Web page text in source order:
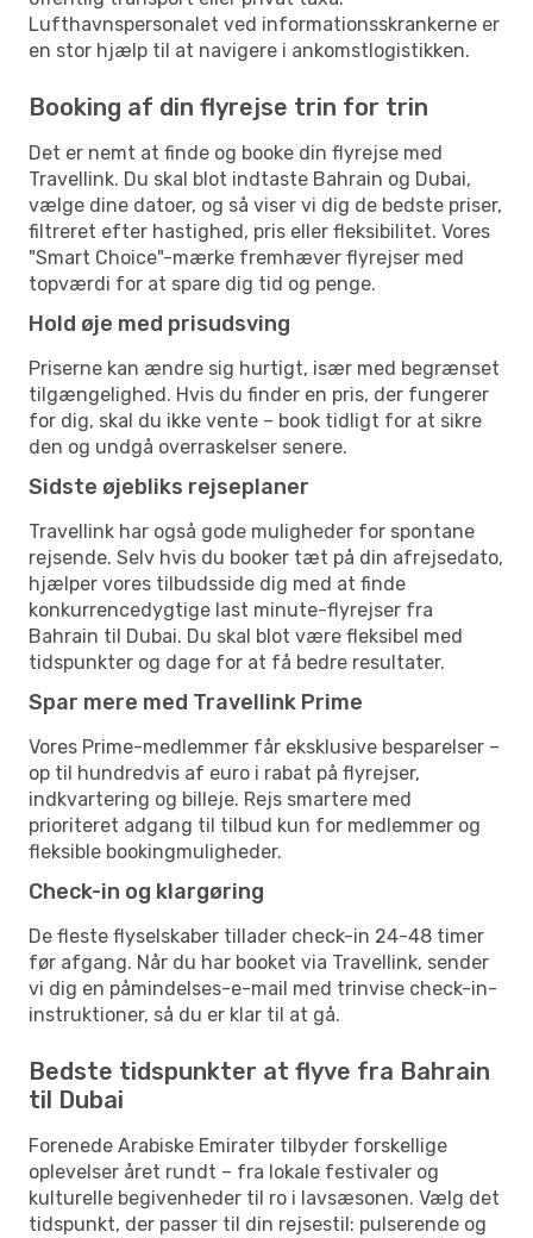
Lufthavnspersonalet ved informationsskrankerne er
en stor hjælp til at navigere i ankomstlogistikken.
Booking af din flyrejse trin for trin
Det er nemt at finde og booke din flyrejse med
Travellink. Du skal blot indtaste Bahrain og Dubai,
vælge dine datoer, og så viser vi dig de bedste priser,
filtreret efter hastighed, pris eller fleksibilitet. Vores
"Smart Choice"-mærke fremhæver flyrejser med
topværdi for at spare dig tid og penge.
Hold øje med prisudsving
Priserne kan ændre sig hurtigt, især med begrænset
tilgængelighed. Hvis du finder en pris, der fungerer
for dig, skal du ikke vente – book tidligt for at sikre
den og undgå overraskelser senere.
Sidste øjebliks rejseplaner
Travellink har også gode muligheder for spontane
rejsende. Selv hvis du booker tæt på din afrejsedato,
hjælper vores tilbudsside dig med at finde
konkurrencedygtige last minute-flyrejser fra
Bahrain til Dubai. Du skal blot være fleksibel med
tidspunkter og dage for at få bedre resultater.
Spar mere med Travellink Prime
Vores Prime-medlemmer får eksklusive besparelser –
op til hundredvis af euro i rabat på flyrejser,
indkvartering og billeje. Rejs smartere med
prioriteret adgang til tilbud kun for medlemmer og
fleksible bookingmuligheder.
Check-in og klargøring
De fleste flyselskaber tillader check-in 24-48 timer
før afgang. Når du har booket via Travellink, sender
vi dig en påmindelses-e-mail med trinvise check-in-
instruktioner, så du er klar til at gå.
Bedste tidspunkter at flyve fra Bahrain
til Dubai
Forenede Arabiske Emirater tilbyder forskellige
oplevelser året rundt – fra lokale festivaler og
kulturelle begivenheder til ro i lavsæsonen. Vælg det
tidspunkt, der passer til din rejsestil: pulserende og